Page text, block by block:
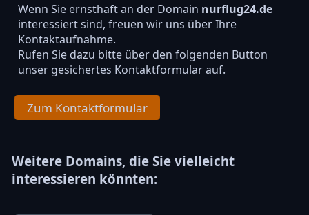
Wenn Sie ernsthaft an der Domain nurflug24.de
interessiert sind, freuen wir uns über Ihre
Kontaktaufnahme.
Rufen Sie dazu bitte über den folgenden Button
unser gesichertes Kontaktformular auf.
Zum Kontaktformular
Weitere Domains, die Sie vielleicht
interessieren könnten: